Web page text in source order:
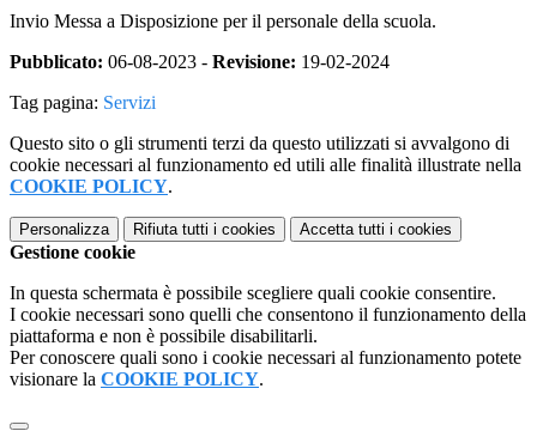
Invio Messa a Disposizione per il personale della scuola.
Pubblicato: 06-08-2023 - Revisione: 19-02-2024
Tag pagina: Servizi
Questo sito o gli strumenti terzi da questo utilizzati si avvalgono di
cookie necessari al funzionamento ed utili alle finalità illustrate nella
COOKIE POLICY.
Personalizza Rifiuta tutti i cookies Accetta tutti i cookies
Gestione cookie
In questa schermata è possibile scegliere quali cookie consentire.
I cookie necessari sono quelli che consentono il funzionamento della
piattaforma e non è possibile disabilitarli.
Per conoscere quali sono i cookie necessari al funzionamento potete
visionare la COOKIE POLICY.